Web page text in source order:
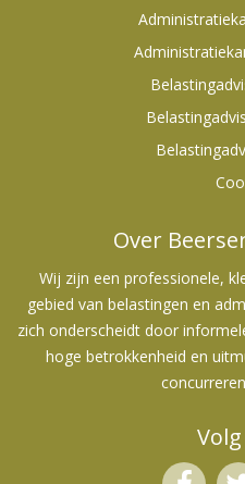
Over
Wij zijn een professionele,
gebied van belastingen en
zich onderscheidt door
hoge betrokkenheid en